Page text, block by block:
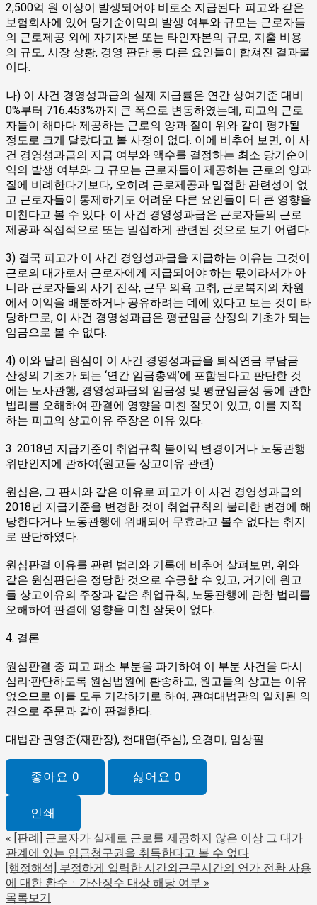
2,500억 원 이상이 발생되어야 비로소 지급된다. 피고와 같은
보험회사에 있어 당기순이익의 발생 여부와 규모는 근로자들
의 근로제공 외에 자기자본 또는 타인자본의 규모, 지출 비용
의 규모, 시장 상황, 경영 판단 등 다른 요인들이 합쳐진 결과물
이다.
나) 이 사건 경영성과급의 실제 지급률은 연간 상여기준 대비
0%부터 716.453%까지 큰 폭으로 변동하였는데, 피고의 근로
자들이 해마다 제공하는 근로의 양과 질이 위와 같이 평가될
정도로 크게 달랐다고 볼 사정이 없다. 이에 비추어 보면, 이 사
건 경영성과급의 지급 여부와 액수를 결정하는 최소 당기순이
익의 발생 여부와 그 규모는 근로자들이 제공하는 근로의 양과
질에 비례한다기보다, 오히려 근로제공과 밀접한 관련성이 없
고 근로자들이 통제하기도 어려운 다른 요인들이 더 큰 영향을
미친다고 볼 수 있다. 이 사건 경영성과급은 근로자들의 근로
제공과 직접적으로 또는 밀접하게 관련된 것으로 보기 어렵다.
3) 결국 피고가 이 사건 경영성과급을 지급하는 이유는 그것이
근로의 대가로서 근로자에게 지급되어야 하는 몫이라서가 아
니라 근로자들의 사기 진작, 근무 의욕 고취, 근로복지의 차원
에서 이익을 배분하거나 공유하려는 데에 있다고 보는 것이 타
당하므로, 이 사건 경영성과급은 평균임금 산정의 기초가 되는
임금으로 볼 수 없다.
4) 이와 달리 원심이 이 사건 경영성과급을 퇴직연금 부담금
산정의 기초가 되는 ‘연간 임금총액’에 포함된다고 판단한 것
에는 노사관행, 경영성과급의 임금성 및 평균임금성 등에 관한
법리를 오해하여 판결에 영향을 미친 잘못이 있고, 이를 지적
하는 피고의 상고이유 주장은 이유 있다.
3. 2018년 지급기준이 취업규칙 불이익 변경이거나 노동관행
위반인지에 관하여(원고들 상고이유 관련)
원심은, 그 판시와 같은 이유로 피고가 이 사건 경영성과급의
2018년 지급기준을 변경한 것이 취업규칙의 불리한 변경에 해
당한다거나 노동관행에 위배되어 무효라고 볼수 없다는 취지
로 판단하였다.
원심판결 이유를 관련 법리와 기록에 비추어 살펴보면, 위와
같은 원심판단은 정당한 것으로 수긍할 수 있고, 거기에 원고
들 상고이유의 주장과 같은 취업규칙, 노동관행에 관한 법리를
오해하여 판결에 영향을 미친 잘못이 없다.
4. 결론
원심판결 중 피고 패소 부분을 파기하여 이 부분 사건을 다시
심리·판단하도록 원심법원에 환송하고, 원고들의 상고는 이유
없으므로 이를 모두 기각하기로 하여, 관여대법관의 일치된 의
견으로 주문과 같이 판결한다.
대법관 권영준(재판장), 천대엽(주심), 오경미, 엄상필
좋아요 0 싫어요 0
인쇄
« [판례] 근로자가 실제로 근로를 제공하지 않은 이상 그 대가
관계에 있는 임금청구권을 취득한다고 볼 수 없다
[행정해석] 부정하게 입력한 시간외근무시간의 연가 전환 사용
에 대한 환수ㆍ가산징수 대상 해당 여부 »
목록보기